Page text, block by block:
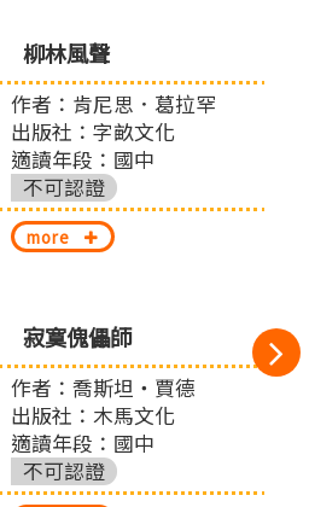
柳林風聲
作者：肯尼思．葛拉罕
出版社：字畝文化
適讀年段：國中
不可認證
more
寂寞傀儡師
作者：喬斯坦‧賈德
出版社：木馬文化
適讀年段：國中
不可認證